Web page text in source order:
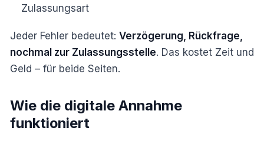
Zulassungsart
Jeder Fehler bedeutet: Verzögerung, Rückfrage,
nochmal zur Zulassungsstelle. Das kostet Zeit und
Geld – für beide Seiten.
Wie die digitale Annahme
funktioniert